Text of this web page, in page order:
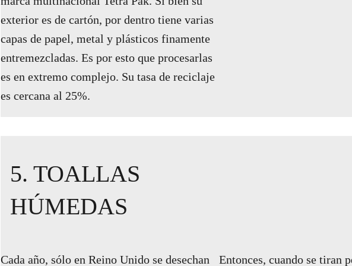
exterior es de cartón, por dentro tiene varias
capas de papel, metal y plásticos finamente
entremezcladas. Es por esto que procesarlas
es en extremo complejo. Su tasa de reciclaje
es cercana al 25%.
5. TOALLAS
HÚMEDAS
Cada año, sólo en Reino Unido se desechan Entonces, cuando se tiran